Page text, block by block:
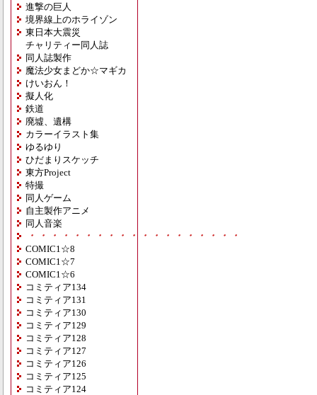
進撃の巨人
境界線上のホライゾン
東日本大震災
チャリティー同人誌
同人誌製作
魔法少女まどか☆マギカ
けいおん！
擬人化
鉄道
廃墟、遺構
カラーイラスト集
ゆるゆり
ひだまりスケッチ
東方Project
特撮
同人ゲーム
自主製作アニメ
同人音楽
・・・・・・・・・・・・・・・・・・・
COMIC1☆8
COMIC1☆7
COMIC1☆6
コミティア134
コミティア131
コミティア130
コミティア129
コミティア128
コミティア127
コミティア126
コミティア125
コミティア124